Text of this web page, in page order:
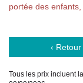
portée des
‹ Retour
Tous les prix incluent